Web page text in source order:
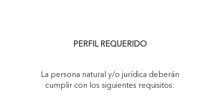
INICIATIVAS
PERFIL REQUERIDO
La persona natural y/o jurídica deberán
cumplir con los siguientes requisitos: